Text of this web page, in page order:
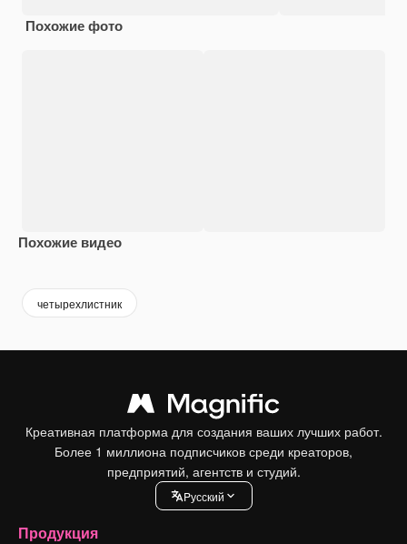
Похожие фото
Похожие видео
четырехлистник
Креативная платформа для создания ваших лучших работ.
Более 1 миллиона подписчиков среди креаторов,
предприятий, агентств и студий.
Pусский
Продукция